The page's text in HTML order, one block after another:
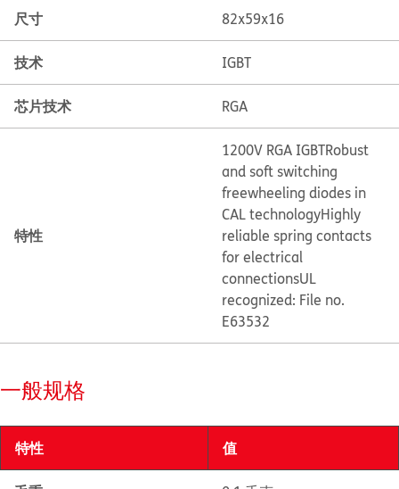
尺寸 82x59x16
技术 IGBT
芯片技术 RGA
特性
1200V RGA IGBTRobust
and soft switching
freewheeling diodes in
CAL technologyHighly
reliable spring contacts
for electrical
connectionsUL
recognized: File no.
E63532
一般规格
特性 值